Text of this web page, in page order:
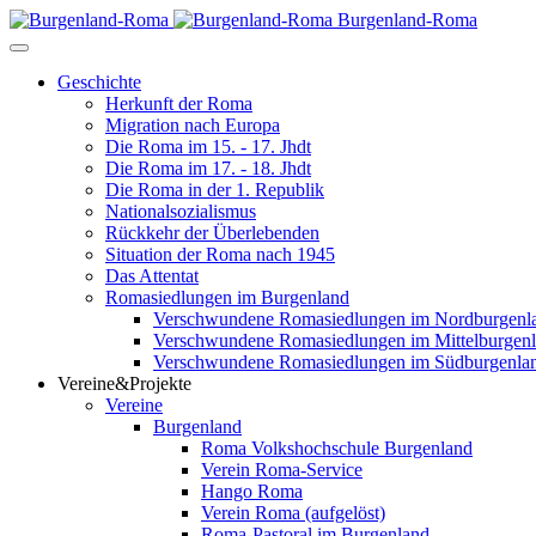
Burgenland-Roma
Geschichte
Herkunft der Roma
Migration nach Europa
Die Roma im 15. - 17. Jhdt
Die Roma im 17. - 18. Jhdt
Die Roma in der 1. Republik
Nationalsozialismus
Rückkehr der Überlebenden
Situation der Roma nach 1945
Das Attentat
Romasiedlungen im Burgenland
Verschwundene Romasiedlungen im
Verschwundene Romasiedlungen im
Verschwundene Romasiedlungen im
Vereine&Projekte
Vereine
Burgenland
Roma Volkshochschule Burgenland
Verein Roma-Service
Hango Roma
Verein Roma (aufgelöst)